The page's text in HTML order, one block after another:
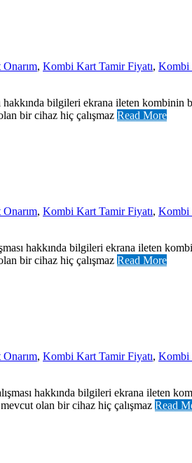
, Kombi Kart Tamir Fiyatı, Kombi
bilgileri ekrana ileten kombinin
bir cihaz hiç çalışmaz Read More
, Kombi Kart Tamir Fiyatı, Kombi
hakkında bilgileri ekrana ileten
bir cihaz hiç çalışmaz Read More
, Kombi Kart Tamir Fiyatı, Kombi
hakkında bilgileri ekrana ileten
olan bir cihaz hiç çalışmaz Read